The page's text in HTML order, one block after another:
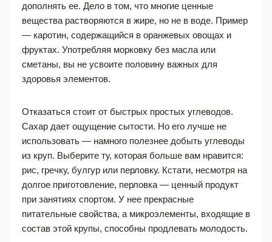
дополнять ее. Дело в том, что многие ценные
вещества растворяются в жире, но не в воде. Пример
— каротин, содержащийся в оранжевых овощах и
фруктах. Употребляя морковку без масла или
сметаны, вы не усвоите половину важных для
здоровья элементов.
Отказаться стоит от быстрых простых углеводов.
Сахар дает ощущение сытости. Но его лучше не
использовать — намного полезнее добыть углеводы
из круп. Выберите ту, которая больше вам нравится:
рис, гречку, булгур или перловку. Кстати, несмотря на
долгое приготовление, перловка — ценный продукт
при занятиях спортом. У нее прекрасные
питательные свойства, а микроэлементы, входящие в
состав этой крупы, способны продлевать молодость.